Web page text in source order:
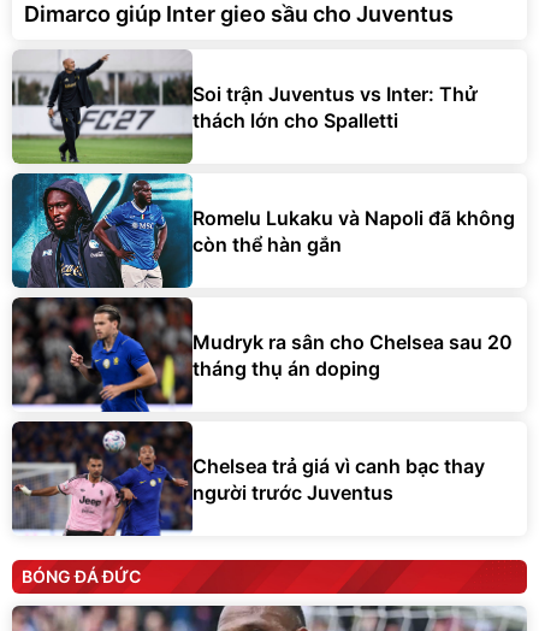
Dimarco giúp Inter gieo sầu cho Juventus
Soi trận Juventus vs Inter: Thử
thách lớn cho Spalletti
Romelu Lukaku và Napoli đã không
còn thể hàn gắn
Mudryk ra sân cho Chelsea sau 20
tháng thụ án doping
Chelsea trả giá vì canh bạc thay
người trước Juventus
BÓNG ĐÁ ĐỨC